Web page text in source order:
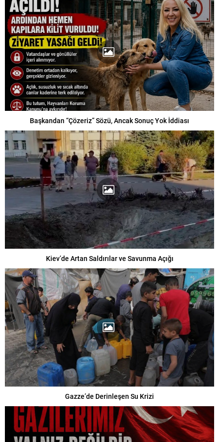
Başkandan “Çözeriz” Sözü, Ancak Sonuç Yok İddiası
Kiev’de Artan Saldırılar ve Savunma Açığı
Gazze’de Derinleşen Su Krizi